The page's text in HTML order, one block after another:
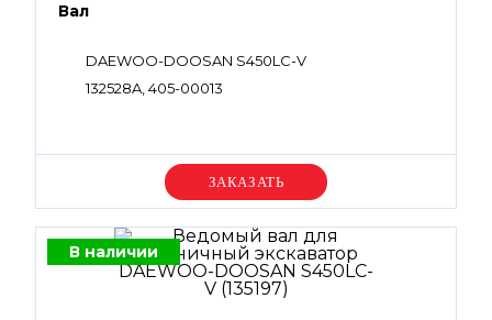
Вал
DAEWOO-DOOSAN S450LC-V
132528A, 405-00013
Уточняйте цену
В наличии